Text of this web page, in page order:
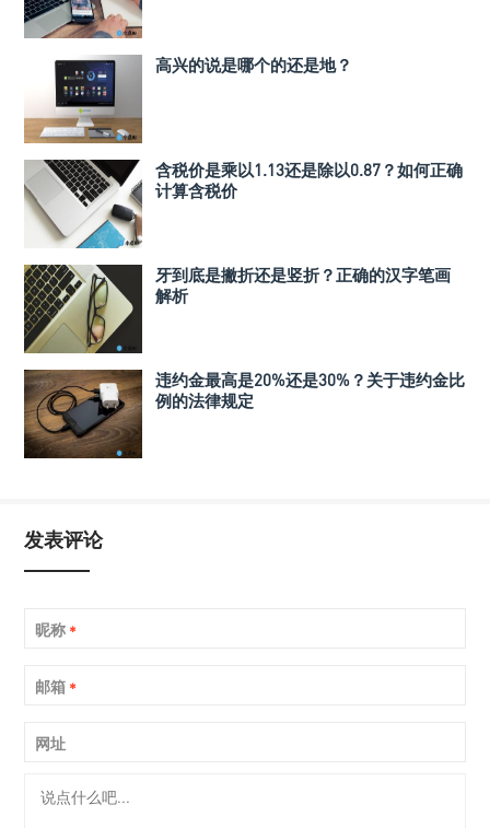
高兴的说是哪个的还是地？
含税价是乘以1.13还是除以0.87？如何正确
计算含税价
牙到底是撇折还是竖折？正确的汉字笔画
解析
违约金最高是20%还是30%？关于违约金比
例的法律规定
发表评论
昵称 *
邮箱 *
网址